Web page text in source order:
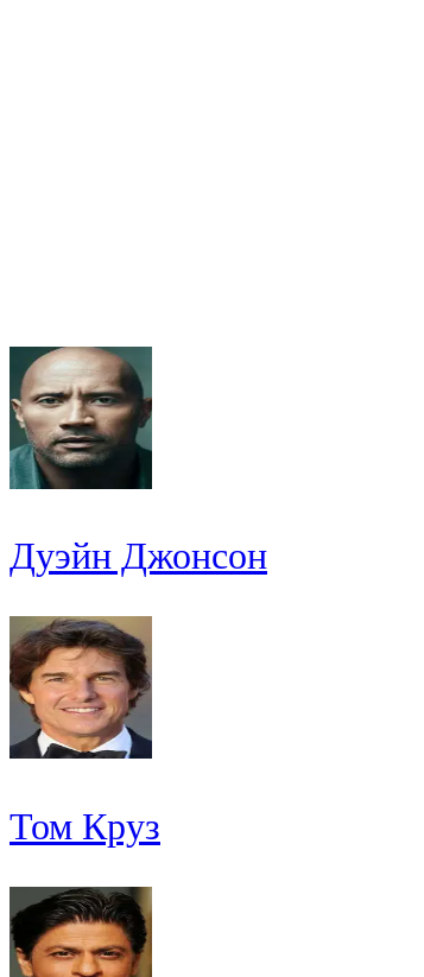
Дуэйн Джонсон
Том Круз